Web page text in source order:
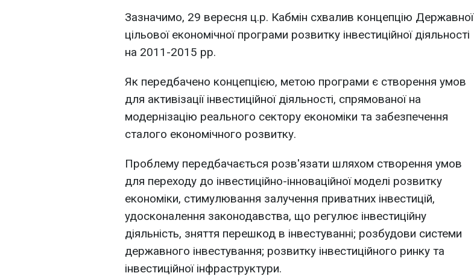
Зазначимо, 29 вересня ц.р. Кабмін схвалив концепцію Державної
цільової економічної програми розвитку інвестиційної діяльності
на 2011-2015 рр.
Як передбачено концепцією, метою програми є створення умов
для активізації інвестиційної діяльності, спрямованої на
модернізацію реального сектору економіки та забезпечення
сталого економічного розвитку.
Проблему передбачається розв'язати шляхом створення умов
для переходу до інвестиційно-інноваційної моделі розвитку
економіки, стимулювання залучення приватних інвестицій,
удосконалення законодавства, що регулює інвестиційну
діяльність, зняття перешкод в інвестуванні; розбудови системи
державного інвестування; розвитку інвестиційного ринку та
інвестиційної інфраструктури.